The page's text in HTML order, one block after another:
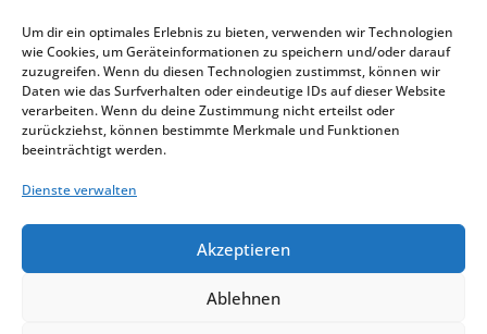
Um dir ein optimales Erlebnis zu bieten, verwenden wir Technologien
wie Cookies, um Geräteinformationen zu speichern und/oder darauf
zuzugreifen. Wenn du diesen Technologien zustimmst, können wir
Daten wie das Surfverhalten oder eindeutige IDs auf dieser Website
verarbeiten. Wenn du deine Zustimmung nicht erteilst oder
zurückziehst, können bestimmte Merkmale und Funktionen
beeinträchtigt werden.
Dienste verwalten
Akzeptieren
Ablehnen
Tel:+43 1 925 77 46
Mail: office@fit4int.at
Startseite
Kontakt
Impressum